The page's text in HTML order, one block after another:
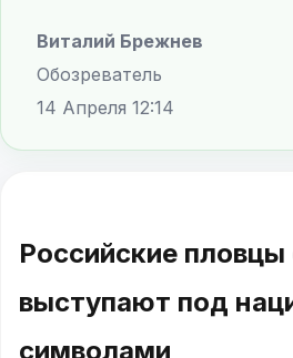
Виталий Брежнев
Обозреватель
14 Апреля 12:14
Российские пловцы
выступают под
символами